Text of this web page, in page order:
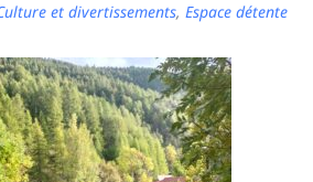
et divertissements, Espace détente